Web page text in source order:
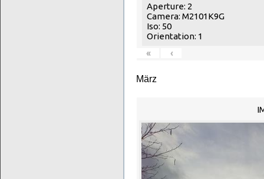
Aperture: 2
Camera: M2101K9G
Iso: 50
Orientation: 1
«
‹
März